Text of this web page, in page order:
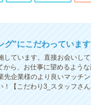
"にこだわっています
しています。直接お会いし
ら、お仕事に望めるよう
企業様のより良いマッチ
【こだわり3_スタッフさ